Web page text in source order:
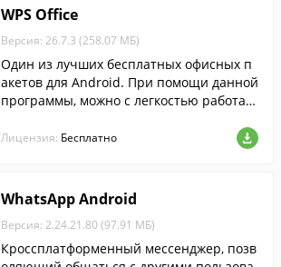
WPS Office
Версия: 26.7.3 (258.07 МБ)
Один из лучших бесплатных офисных п
акетов для Android. При помощи данной
программы, можно с легкостью работат
нтов прямо на смартфоне или планшет
Лицензия: Бесплатно
WhatsApp Android
Версия: 2.24.21.80 (97.91 МБ)
Кроссплатформенный мессенджер, позв